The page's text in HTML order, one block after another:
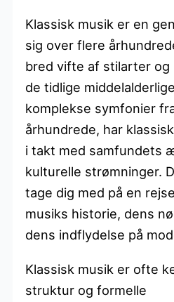
Klassisk musik er en
sig over flere
bred vifte af stilarter og
de tidlige
komplekse symfonier
århundrede, har
i takt med samfundets
kulturelle strømninger.
tage dig med på en
musiks historie, dens
dens indflydelse på
Klassisk musik er ofte
struktur og formelle